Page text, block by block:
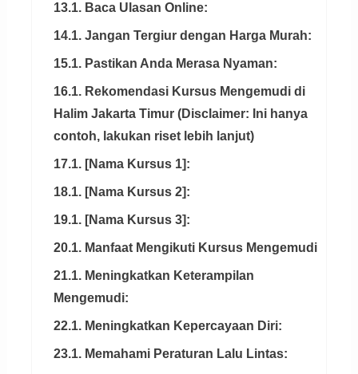
13.1. Baca Ulasan Online:
14.1. Jangan Tergiur dengan Harga Murah:
15.1. Pastikan Anda Merasa Nyaman:
16.1. Rekomendasi Kursus Mengemudi di
Halim Jakarta Timur (Disclaimer: Ini hanya
contoh, lakukan riset lebih lanjut)
17.1. [Nama Kursus 1]:
18.1. [Nama Kursus 2]:
19.1. [Nama Kursus 3]:
20.1. Manfaat Mengikuti Kursus Mengemudi
21.1. Meningkatkan Keterampilan
Mengemudi:
22.1. Meningkatkan Kepercayaan Diri:
23.1. Memahami Peraturan Lalu Lintas: